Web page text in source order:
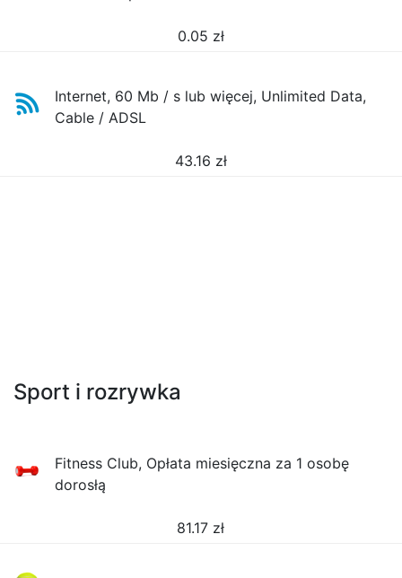
0.05 zł
Internet, 60 Mb / s lub więcej, Unlimited Data,
Cable / ADSL
43.16 zł
Sport i rozrywka
Fitness Club, Opłata miesięczna za 1 osobę
dorosłą
81.17 zł